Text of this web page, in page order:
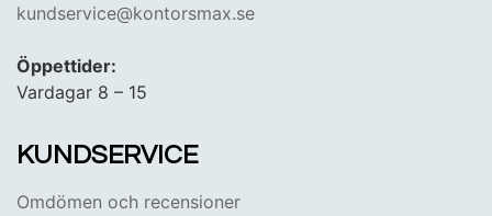
kundservice@kontorsmax.se
Öppettider:
Vardagar 8 – 15
KUNDSERVICE
Omdömen och recensioner